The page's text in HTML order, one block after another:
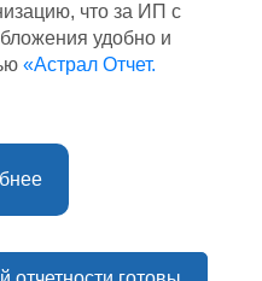
что за ИП с
удобно и
«Астрал Отчет.